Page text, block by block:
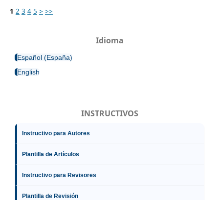
1 2 3 4 5 > >>
Idioma
Español (España)
English
INSTRUCTIVOS
Instructivo para Autores
Plantilla de Artículos
Instructivo para Revisores
Plantilla de Revisión